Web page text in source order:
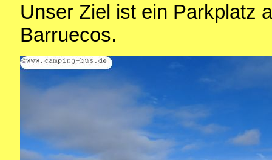
Unser Ziel ist ein Parkplatz
Barruecos.